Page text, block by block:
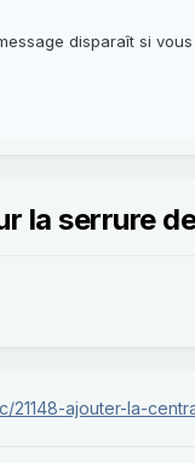
disparaît si
la serrure
21148-ajouter-la-